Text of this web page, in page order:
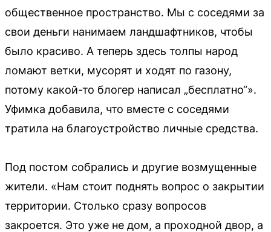
общественное пространство. Мы с соседями за
свои деньги нанимаем ландшафтников, чтобы
было красиво. А теперь здесь толпы народ
ломают ветки, мусорят и ходят по газону,
потому какой-то блогер написал „бесплатно“».
Уфимка добавила, что вместе с соседями
тратила на благоустройство личные средства.
Под постом собрались и другие возмущенные
жители. «Нам стоит поднять вопрос о закрытии
территории. Столько сразу вопросов
закроется. Это уже не дом, а проходной двор, а